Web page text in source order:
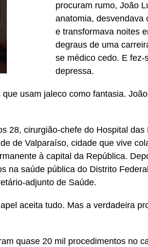
procuram rumo, João
anatomia, desvendava
e transformava noites
degraus de uma
se médico cedo. E fez-
depressa.
usam jaleco como fantasia.
28, cirurgião-chefe do Hospital das
de Valparaíso, cidade que vive
à capital da República.
na saúde pública do Distrito
adjunto de Saúde.
aceita tudo. Mas a verdadeira
quase 20 mil procedimentos no